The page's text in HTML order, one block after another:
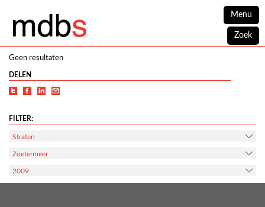
Menu
Zoek
Geen resultaten
DELEN
FILTER:
Straten
Zoetermeer
2009